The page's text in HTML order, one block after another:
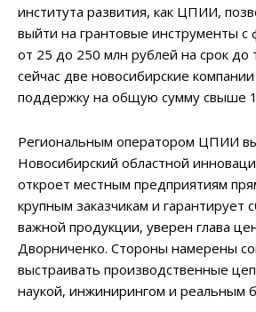
института развития, как ЦПИИ,
выйти на грантовые инструменты с
от 25 до 250 млн рублей на срок до
сейчас две новосибирские
поддержку на общую сумму свыше
Региональным оператором ЦПИИ
Новосибирский областной
откроет местным предприятиям
крупным заказчикам и гарантирует
важной продукции, уверен глава
Дворниченко. Стороны намерены
выстраивать производственные
наукой, инжинирингом и реальным